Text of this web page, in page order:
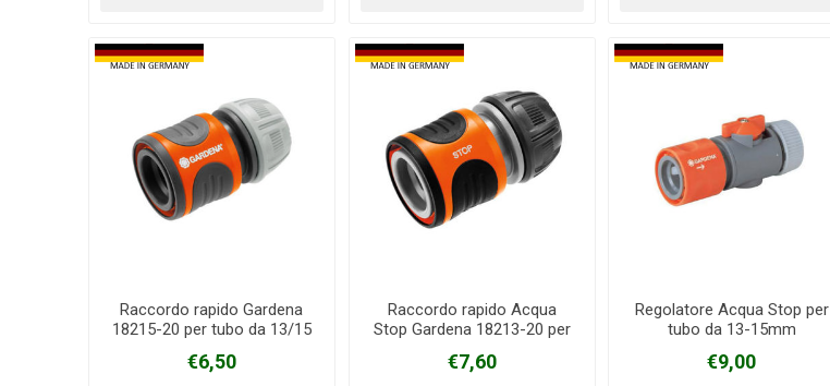
Raccordo rapido Gardena
18215-20 per tubo da 13/15
€6,50
Raccordo rapido Acqua
Stop Gardena 18213-20 per
€7,60
Regolatore Acqua Stop per
tubo da 13-15mm
€9,00